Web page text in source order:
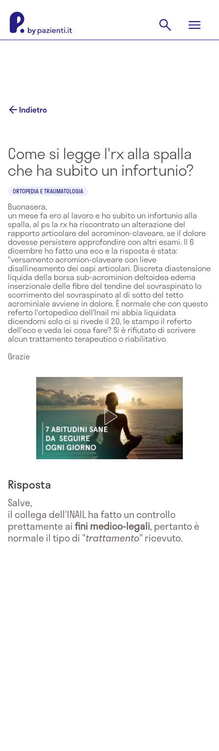
Indietro
Come si legge l'rx alla spalla
che ha subito un infortunio?
ORTOPEDIA E TRAUMATOLOGIA
Buonasera,
un mese fa ero al lavoro e ho subito un infortunio alla
spalla, al ps la rx ha riscontrato un alterazione del
rapporto articolare del acrominon-claveare, se il dolore
dovesse persistere approfondire con altri esami. Il 6
dicembre ho fatto una eco e la risposta è stata:
"versamento acromion-claveare con lieve
disallineamento dei capi articolari. Discreta diastensione
liquida della borsa sub-acrominion deltoidea edema
inserzionale delle fibre del tendine del sovraspinato lo
scorrimento del sovraspinato al di sotto del tetto
acrominiale avviene in dolore. È normale che con questo
referto l'ortopedico dell'Inail mi abbia liquidata
dicendomi solo ci si rivede il 20, le stampo il referto
dell'eco e veda lei cosa fare? Si è rifiutato di scrivere
alcun trattamento terapeutico o riabilitativo.
Grazie
Risposta
Salve,
il collega dell'INAIL ha fatto un controllo
prettamente aifini medico-legali, pertanto è
normale il tipo di "trattamento" ricevuto.